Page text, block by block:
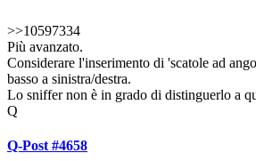
>>10597334
Più avanzato.
Considerare l'inserimento di 'scatole ad
basso a sinistra/destra.
Lo sniffer non è in grado di distinguerlo a
Q
Q-Post #4658